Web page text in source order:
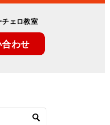
チェロ教室
わせ